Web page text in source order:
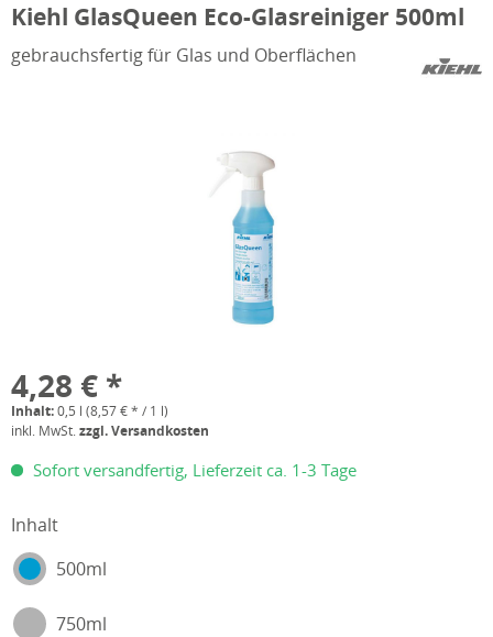
Kiehl GlasQueen Eco-Glasreiniger 500ml
gebrauchsfertig für Glas und Oberflächen
4,28 € *
Inhalt:0,5 l (8,57 € * / 1 l)
inkl. MwSt.zzgl. Versandkosten
Sofort versandfertig, Lieferzeit ca. 1-3 Tage
Inhalt
500ml
750ml